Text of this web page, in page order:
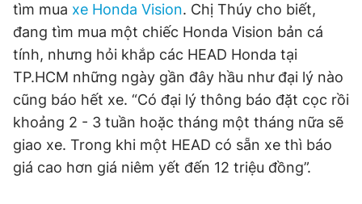
tìm mua xe Honda Vision. Chị Thúy cho biết,
đang tìm mua một chiếc Honda Vision bản cá
tính, nhưng hỏi khắp các HEAD Honda tại
TP.HCM những ngày gần đây hầu như đại lý nào
cũng báo hết xe. “Có đại lý thông báo đặt cọc rồi
khoảng 2 - 3 tuần hoặc tháng một tháng nữa sẽ
giao xe. Trong khi một HEAD có sẵn xe thì báo
giá cao hơn giá niêm yết đến 12 triệu đồng”.